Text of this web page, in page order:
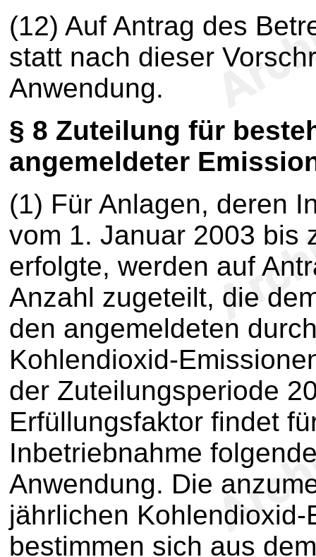
(12) Auf Antrag des
statt nach dieser
Anwendung.
§ 8 Zuteilung für
angemeldeter
(1) Für Anlagen, deren
vom 1. Januar 2003 bis
erfolgte, werden auf
Anzahl zugeteilt, die
den angemeldeten
Kohlendioxid-
der Zuteilungsperiode
Erfüllungsfaktor findet
Inbetriebnahme
Anwendung. Die
jährlichen
bestimmen sich aus